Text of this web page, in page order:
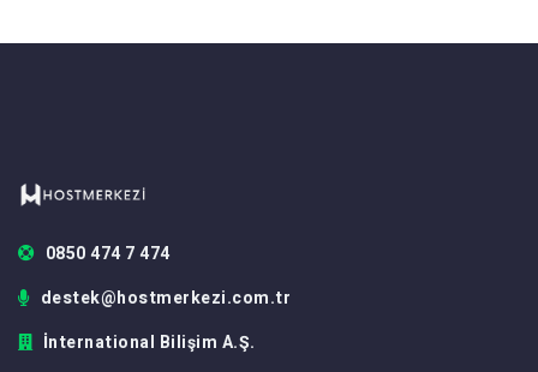
0850 474 7 474
destek@hostmerkezi.com.tr
İnternational Bilişim A.Ş.